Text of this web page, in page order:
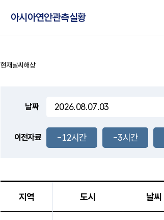
아시아연안관측실황
홈
현재날씨 해상
날짜
이전자료 -12시간 -3시간
지역 도시 날씨